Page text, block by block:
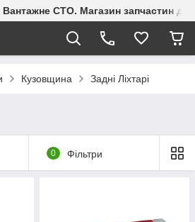
Вантажне СТО. Магазин запчастин
Кузовщина Задні Ліхтарі
0 Фільтри